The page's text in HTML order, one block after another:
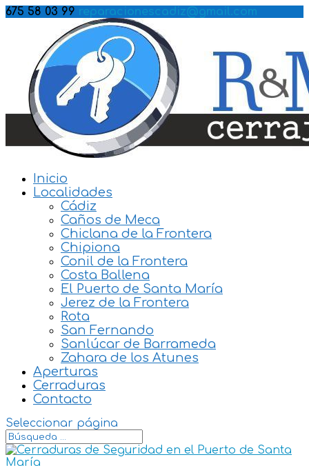
675 58 03 99 reparacionescadiz@gmail.com
Inicio
Localidades
Cádiz
Caños de Meca
Chiclana de la Frontera
Chipiona
Conil de la Frontera
Costa Ballena
El Puerto de Santa María
Jerez de la Frontera
Rota
San Fernando
Sanlúcar de Barrameda
Zahara de los Atunes
Aperturas
Cerraduras
Contacto
Seleccionar página